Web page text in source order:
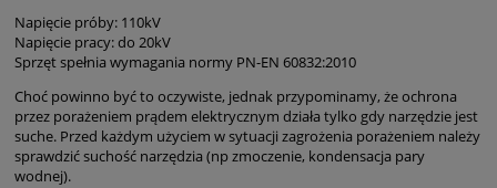
Napięcie próby: 110kV
Napięcie pracy: do 20kV
Sprzęt spełnia wymagania normy PN-EN 60832:2010
Choć powinno być to oczywiste, jednak przypominamy, że ochrona
przez porażeniem prądem elektrycznym działa tylko gdy narzędzie jest
suche. Przed każdym użyciem w sytuacji zagrożenia porażeniem należy
sprawdzić suchość narzędzia (np zmoczenie, kondensacja pary
wodnej).